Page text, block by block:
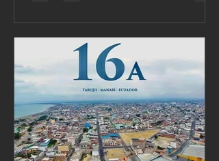
formularse mal desde el inicio. Se
presenta como si la pregunta central
fuera cuánto debe costar el transporte
público, cuando en realidad la
pregunta p